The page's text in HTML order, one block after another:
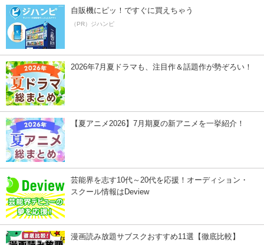
自販機にピッ！ですぐに買えちゃう
（PR）ジハンピ
2026年7月夏ドラマも、注目作＆話題作が勢ぞろい！
【夏アニメ2026】7月期夏の新アニメを一挙紹介！
芸能界を志す10代～20代を応援！オーディション・
スクール情報はDeview
漫画読み放題サブスクおすすめ11選【徹底比較】